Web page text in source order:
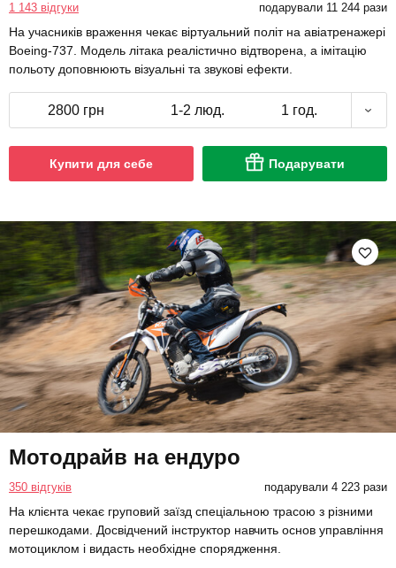
1 143 відгуки подарували 11 244 рази
На учасників враження чекає віртуальний політ на авіатренажері
Boeing-737. Модель літака реалістично відтворена, а імітацію
польоту доповнюють візуальні та звукові ефекти.
2800 грн 1-2 люд. 1 год.
Купити для себе Подарувати
Мотодрайв на ендуро
350 відгуків подарували 4 223 рази
На клієнта чекає груповий заїзд спеціальною трасою з різними
перешкодами. Досвідчений інструктор навчить основ управління
мотоциклом і видасть необхідне спорядження.